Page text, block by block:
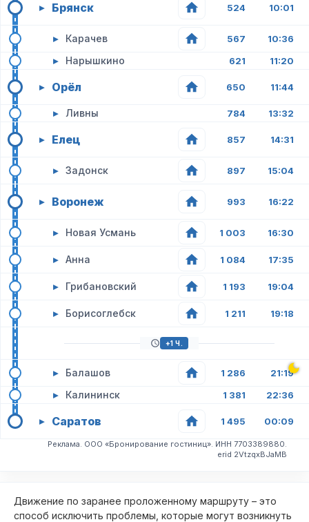
▸ Брянск 524 10:01
▸ Карачев 567 10:36
▸ Нарышкино 621 11:20
▸ Орёл 650 11:44
▸ Ливны 784 13:32
▸ Елец 857 14:31
▸ Задонск 897 15:04
▸ Воронеж 993 16:22
▸ Новая Усмань 1 003 16:30
▸ Анна 1 084 17:35
▸ Грибановский 1 193 19:04
▸ Борисоглебск 1 211 19:18
+1 Ч.
▸ Балашов 1 286 21:19
▸ Калининск 1 381 22:36
▸ Саратов 1 495 00:09
Реклама. ООО «Бронирование гостиниц». ИНН 7703389880.
erid 2VtzqxBJaMB
Движение по заранее проложенному маршруту – это
способ исключить проблемы, которые могут возникнуть